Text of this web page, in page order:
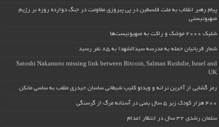
پیام رهبر انقلاب به ملت فلسطین در پی پیروزی مقاومت در جنگ دوازده روزه بر رژیم
صهیونیستی
شلیک ۲۰۰۰ موشک و راکت به صهیونیست‌ها
شمار قربانیان حمله به مدرسه سیدالشهدا به ۸۵ نفر رسید
Satoshi Nakamoto missing link between Bitcoin, Salman Rushdie, Israel and
UK
رمز گشایی از آخرین ترانه و ویدئو کلیپ شیطانی ساسان حیدری ملقب به ساسی مانکن
۴۰۰ هزار کودک زیر ۵ سال یمنی در آستانه مرگ از گرسنگی
سلمان رشدی ۳۲ سال در انتظار اعدام